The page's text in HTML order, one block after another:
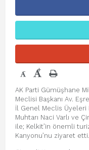
- +
AK Parti Gümüşhane
Meclisi Başkanı Av.
İl Genel Meclis Üyeleri
Muhtarı Naci Varlı ve
ile; Kelkit’in önemli
Kanyonu’nu ziyaret etti.